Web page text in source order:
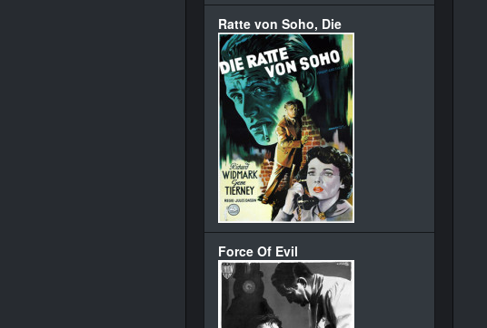
Ratte von Soho, Die
Force Of Evil